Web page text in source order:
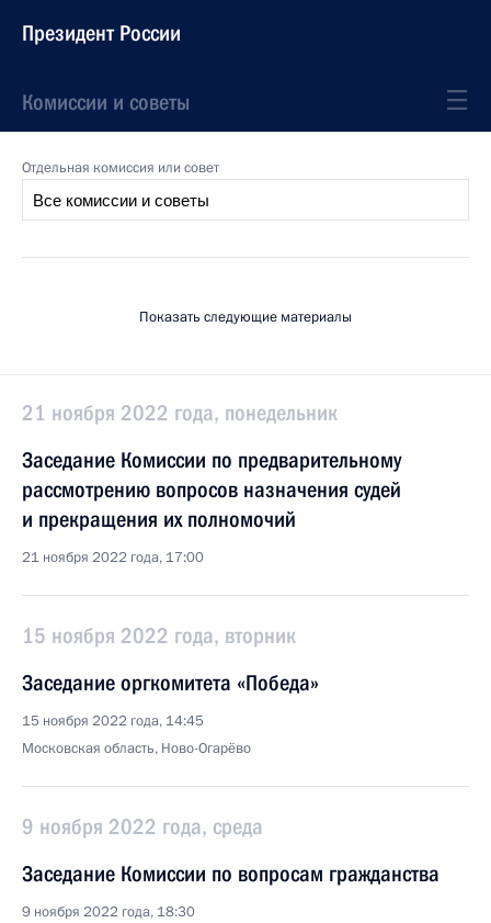
Президент России
Комиссии и советы
Отдельная комиссия или совет
Показать следующие материалы
21 ноября 2022 года, понедельник
Заседание Комиссии по предварительному
рассмотрению вопросов назначения судей
и прекращения их полномочий
21 ноября 2022 года, 17:00
15 ноября 2022 года, вторник
Заседание оргкомитета «Победа»
15 ноября 2022 года, 14:45
Московская область, Ново-Огарёво
9 ноября 2022 года, среда
Заседание Комиссии по вопросам гражданства
9 ноября 2022 года, 18:30